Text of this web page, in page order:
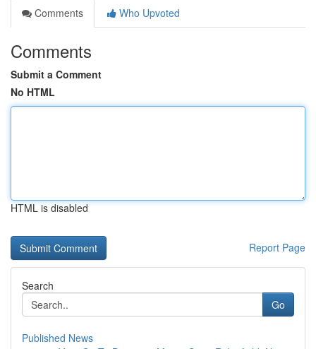
Comments
Who Upvoted
Comments
Submit a Comment
No HTML
HTML is disabled
Report Page
Search
Go
Published News